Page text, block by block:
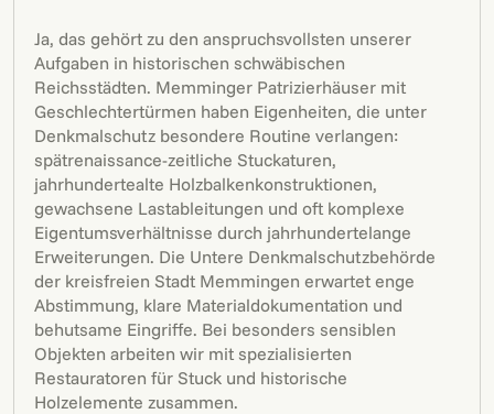
Ja, das gehört zu den anspruchsvollsten unserer
Aufgaben in historischen schwäbischen
Reichsstädten. Memminger Patrizierhäuser mit
Geschlechtertürmen haben Eigenheiten, die unter
Denkmalschutz besondere Routine verlangen:
spätrenaissance-zeitliche Stuckaturen,
jahrhundertealte Holzbalkenkonstruktionen,
gewachsene Lastableitungen und oft komplexe
Eigentumsverhältnisse durch jahrhundertelange
Erweiterungen. Die Untere Denkmalschutzbehörde
der kreisfreien Stadt Memmingen erwartet enge
Abstimmung, klare Materialdokumentation und
behutsame Eingriffe. Bei besonders sensiblen
Objekten arbeiten wir mit spezialisierten
Restauratoren für Stuck und historische
Holzelemente zusammen.